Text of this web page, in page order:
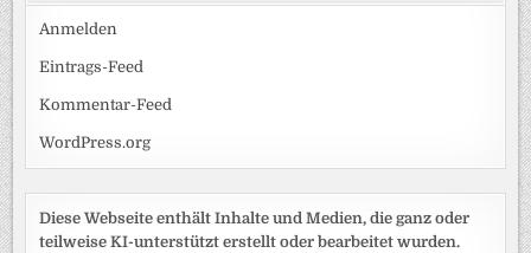
Anmelden
Eintrags-Feed
Kommentar-Feed
WordPress.org
Diese Webseite enthält Inhalte und Medien, die ganz oder
teilweise KI-unterstützt erstellt oder bearbeitet wurden.